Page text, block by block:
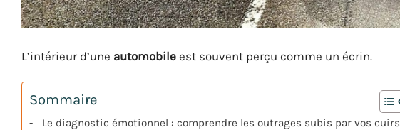
L’intérieur d’une automobile est souvent perçu comme un écrin.
Sommaire
Le diagnostic émotionnel : comprendre les outrages subis par vos cuirs